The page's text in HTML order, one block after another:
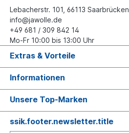
Lebacherstr. 101, 66113 Saarbrücken
info@jawolle.de
+49 681 / 309 842 14
Mo-Fr 10:00 bis 13:00 Uhr
Extras & Vorteile
Informationen
Unsere Top-Marken
ssik.footer.newsletter.title